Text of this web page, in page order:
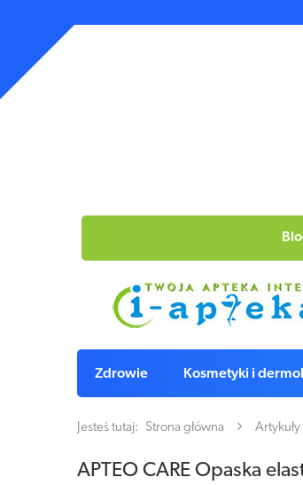
Zdrowie Kosmetyki i
Jesteś tutaj: Strona główna
APTEO CARE Opaska